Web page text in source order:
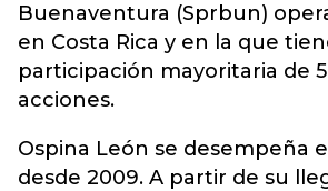
Buenaventura (Sprbun)
en Costa Rica y en la que
participación mayoritaria de
acciones.
Ospina León se desempeña
desde 2009. A partir de su